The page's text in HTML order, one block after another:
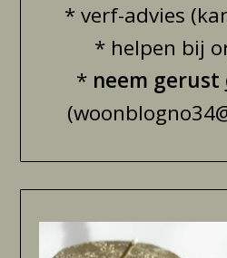
* verf-advies
* helpen bij
* neem gerust